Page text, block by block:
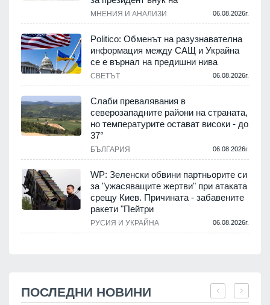
МНЕНИЯ И АНАЛИЗИ 06.08.2026г.
Politico: Обменът на разузнавателна
информация между САЩ и Украйна
се е върнал на предишни нива
СВЕТЪТ 06.08.2026г.
Слаби превалявания в
северозападните райони на страната,
но температурите остават високи - до
37°
БЪЛГАРИЯ 06.08.2026г.
WP: Зеленски обвини партньорите си
за "ужасяващите жертви" при атаката
срещу Киев. Причината - забавените
ракети "Пейтри
РУСИЯ И УКРАЙНА 06.08.2026г.
ПОСЛЕДНИ НОВИНИ